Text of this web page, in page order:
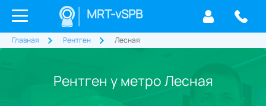
MRT-vSPB
Главная Рентген Лесная
Рентген у метро Лесная